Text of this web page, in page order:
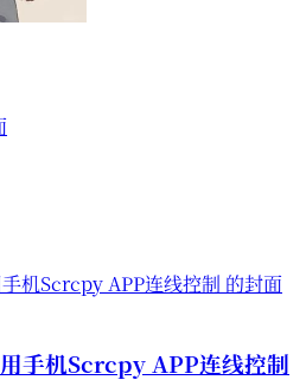
手机Scrcpy APP连线控制